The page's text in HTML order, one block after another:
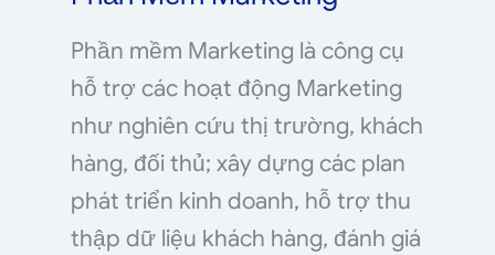
Phần mềm Marketing là công cụ
hỗ trợ các hoạt động Marketing
như nghiên cứu thị trường, khách
hàng, đối thủ; xây dựng các plan
phát triển kinh doanh, hỗ trợ thu
thập dữ liệu khách hàng, đánh giá